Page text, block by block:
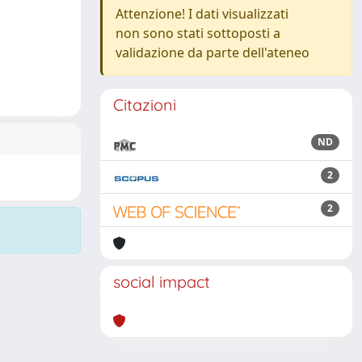
Attenzione! I dati visualizzati
non sono stati sottoposti a
validazione da parte dell'ateneo
Citazioni
ND
2
2
social impact